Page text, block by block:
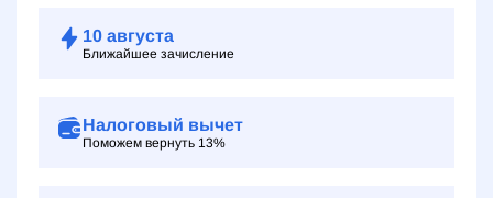
10 августа
Ближайшее зачисление
Налоговый вычет
Поможем вернуть 13%